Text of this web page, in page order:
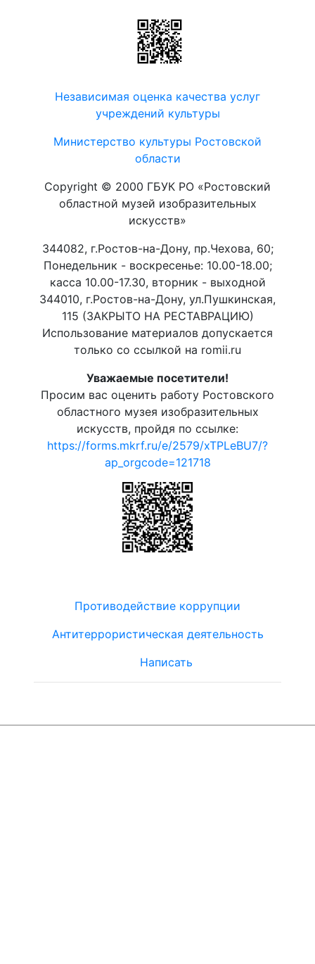
Независимая оценка качества услуг
учреждений культуры
Министерство культуры Ростовской
области
Copyright © 2000 ГБУК РО «Ростовский
областной музей изобразительных
искусств»
344082, г.Ростов-на-Дону, пр.Чехова, 60;
Понедельник - воскресенье: 10.00-18.00;
касса 10.00-17.30, вторник - выходной
344010, г.Ростов-на-Дону, ул.Пушкинская,
115 (ЗАКРЫТО НА РЕСТАВРАЦИЮ)
Использование материалов допускается
только со ссылкой на romii.ru
Уважаемые посетители!
Просим вас оценить работу Ростовского
областного музея изобразительных
искусств, пройдя по ссылке:
https://forms.mkrf.ru/e/2579/xTPLeBU7/?
ap_orgcode=121718
Противодействие коррупции
Антитеррористическая деятельность
Написать